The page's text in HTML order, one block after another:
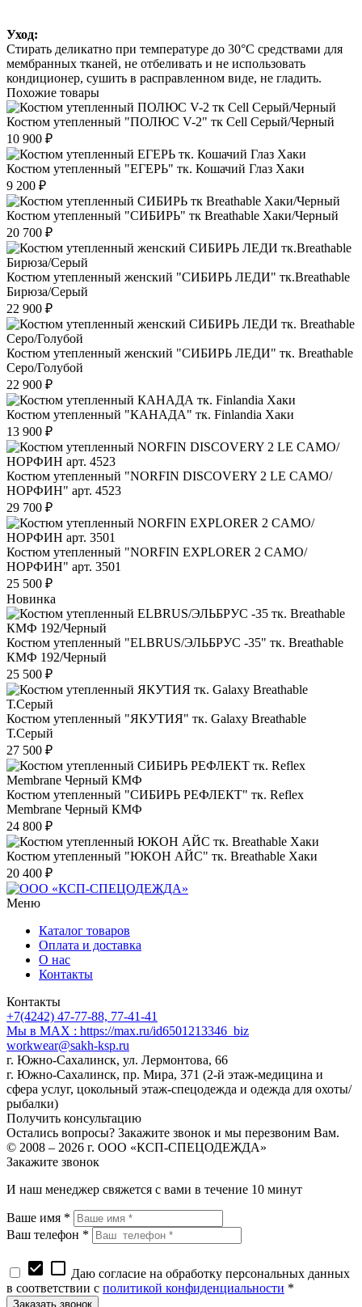
Уход:
Стирать деликатно при температуре до 30°C средствами для
мембранных тканей, не отбеливать и не использовать
кондиционер, сушить в расправленном виде, не гладить.
Похожие товары
Костюм утепленный "ПОЛЮС V-2" тк Cell Серый/Черный
10 900 ₽
Костюм утепленный "ЕГЕРЬ" тк. Кошачий Глаз Хаки
9 200 ₽
Костюм утепленный "СИБИРЬ" тк Breathable Хаки/Черный
20 700 ₽
Костюм утепленный женский "СИБИРЬ ЛЕДИ" тк.Breathable
Бирюза/Серый
22 900 ₽
Костюм утепленный женский "СИБИРЬ ЛЕДИ" тк. Breathable
Серо/Голубой
22 900 ₽
Костюм утепленный "КАНАДА" тк. Finlandia Хаки
13 900 ₽
Костюм утепленный "NORFIN DISCOVERY 2 LE CAMO/
НОРФИН" арт. 4523
29 700 ₽
Костюм утепленный "NORFIN EXPLORER 2 CAMO/
НОРФИН" арт. 3501
25 500 ₽
Новинка
Костюм утепленный "ELBRUS/ЭЛЬБРУС -35" тк. Breathable
КМФ 192/Черный
25 500 ₽
Костюм утепленный "ЯКУТИЯ" тк. Galaxy Breathable
Т.Серый
27 500 ₽
Костюм утепленный "СИБИРЬ РЕФЛЕКТ" тк. Reflex
Membrane Черный КМФ
24 800 ₽
Костюм утепленный "ЮКОН АЙС" тк. Breathable Хаки
20 400 ₽
Меню
Каталог товаров
Оплата и доставка
О нас
Контакты
Контакты
+7(4242) 47-77-88, 77-41-41
Мы в MAX : https://max.ru/id6501213346_biz
workwear@sakh-ksp.ru
г. Южно-Сахалинск, ул. Лермонтова, 66
г. Южно-Сахалинск, пр. Мира, 371 (2-й этаж-медицина и
сфера услуг, цокольный этаж-спецодежда и одежда для охоты/
рыбалки)
Получить консультацию
Остались вопросы? Закажите звонок и мы перезвоним Вам.
© 2008 – 2026 г. ООО «КСП-СПЕЦОДЕЖДА»
Закажите звонок
И наш менеджер свяжется с вами в течение 10 минут
Ваше имя *
Ваш телефон *
check_box check_box_outline_blank Даю согласие на обработку персональных данных
в соответствии с политикой конфиденциальности *